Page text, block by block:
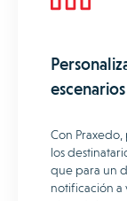
escenarios
Con Praxedo,
los
que para un
notificación a